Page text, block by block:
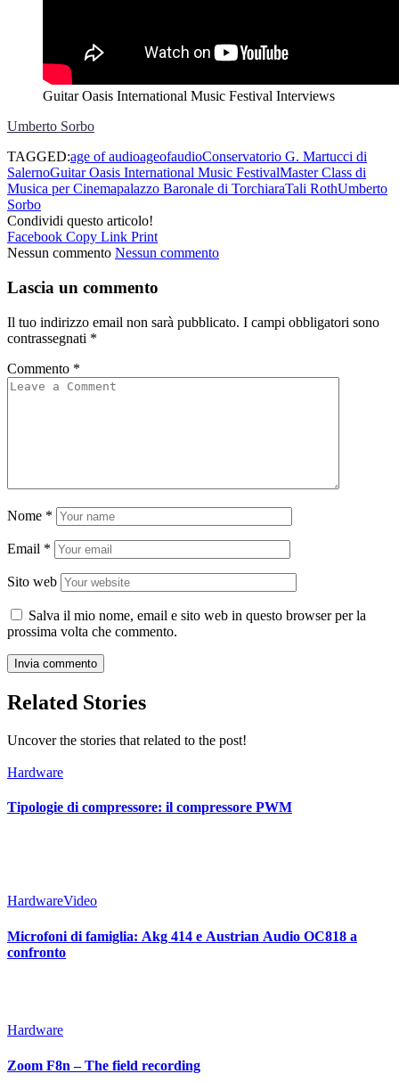
Guitar Oasis International Music Festival Interviews
Umberto Sorbo
TAGGED:age of audioageofaudioConservatorio G. Martucci di
SalernoGuitar Oasis International Music FestivalMaster Class di
Musica per Cinemapalazzo Baronale di TorchiaraTali RothUmberto
Sorbo
Condividi questo articolo!
Facebook Copy Link Print
Nessun commento Nessun commento
Lascia un commento
Il tuo indirizzo email non sarà pubblicato. I campi obbligatori sono
contrassegnati *
Commento *
Nome *
Email *
Sito web
Salva il mio nome, email e sito web in questo browser per la
prossima volta che commento.
Related Stories
Uncover the stories that related to the post!
Hardware
Tipologie di compressore: il compressore PWM
HardwareVideo
Microfoni di famiglia: Akg 414 e Austrian Audio OC818 a
confronto
Hardware
Zoom F8n – The field recording